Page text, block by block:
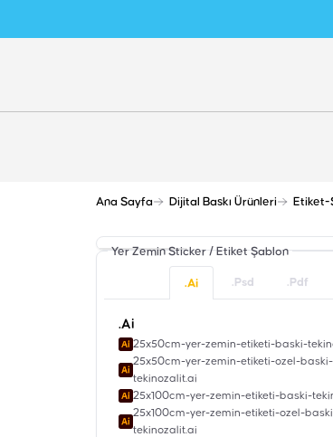
Ana Sayfa Dijital Baskı Ürünleri Etiket-
Yer Zemin Sticker / Etiket Şablon
.Ai .Psd .Pdf
.Ai
25x50cm-yer-zemin-etiketi-baski-
25x50cm-yer-zemin-etiketi-ozel-baski-
tekinozalit.ai
25x100cm-yer-zemin-etiketi-baski-
25x100cm-yer-zemin-etiketi-ozel-
tekinozalit.ai